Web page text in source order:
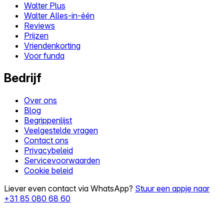
Walter Plus
Walter Alles-in-één
Reviews
Prijzen
Vriendenkorting
Voor funda
Bedrijf
Over ons
Blog
Begrippenlijst
Veelgestelde vragen
Contact ons
Privacybeleid
Servicevoorwaarden
Cookie beleid
Liever even contact via WhatsApp? Stuur een appje naar
+31 85 080 68 60